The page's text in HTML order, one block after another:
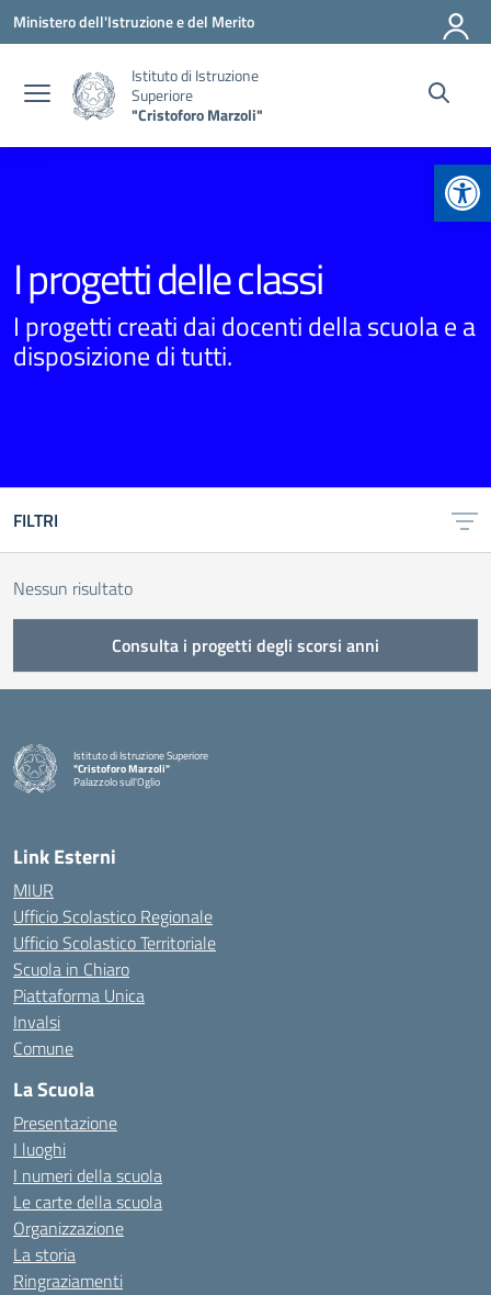
Vai ai contenuti
Vai al menu di navigazione
Vai al footer
Ministero dell'Istruzione e del Merito
Istituto di Istruzione
Superiore
"Cristoforo Marzoli"
I progetti delle classi
I progetti creati dai docenti della scuola e a
disposizione di tutti.
FILTRI
Nessun risultato
Consulta i progetti degli scorsi anni
Istituto di Istruzione Superiore
"Cristoforo Marzoli"
Palazzolo sull'Oglio
— Visita la pagina iniziale della scuola
Link Esterni
MIUR
Ufficio Scolastico Regionale
Ufficio Scolastico Territoriale
Scuola in Chiaro
Piattaforma Unica
Invalsi
Comune
La Scuola
Presentazione
I luoghi
I numeri della scuola
Le carte della scuola
Organizzazione
La storia
Ringraziamenti